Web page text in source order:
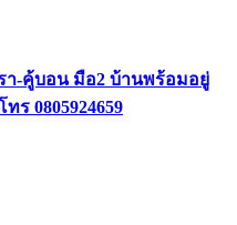
า-คู้บอน มือ2 บ้านพร้อมอยู่
ร 0805924659